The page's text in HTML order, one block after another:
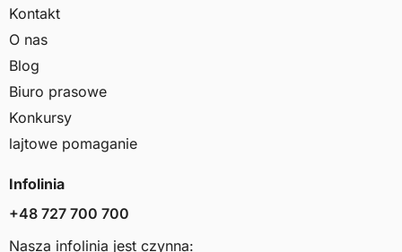
Kontakt
O nas
Blog
Biuro prasowe
Konkursy
lajtowe pomaganie
Infolinia
+48 727 700 700
Nasza infolinia jest czynna: